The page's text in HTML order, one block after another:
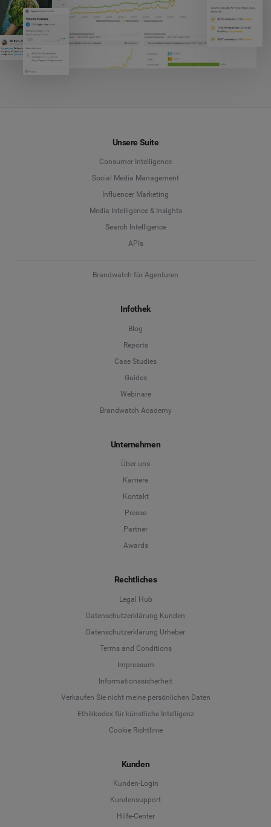
Unsere Suite
Consumer Intelligence
Social Media Management
Influencer Marketing
Media Intelligence & Insights
Search Intelligence
APIs
Brandwatch für Agenturen
Infothek
Blog
Reports
Case Studies
Guides
Webinare
Brandwatch Academy
Unternehmen
Über uns
Karriere
Kontakt
Presse
Partner
Awards
Rechtliches
Legal Hub
Datenschutzerklärung Kunden
Datenschutzerklärung Urheber
Terms and Conditions
Impressum
Informationssicherheit
Verkaufen Sie nicht meine persönlichen Daten
Ethikkodex für künstliche Intelligenz
Cookie Richtlinie
Kunden
Kunden-Login
Kundensupport
Hilfe-Center
Deutsch
English